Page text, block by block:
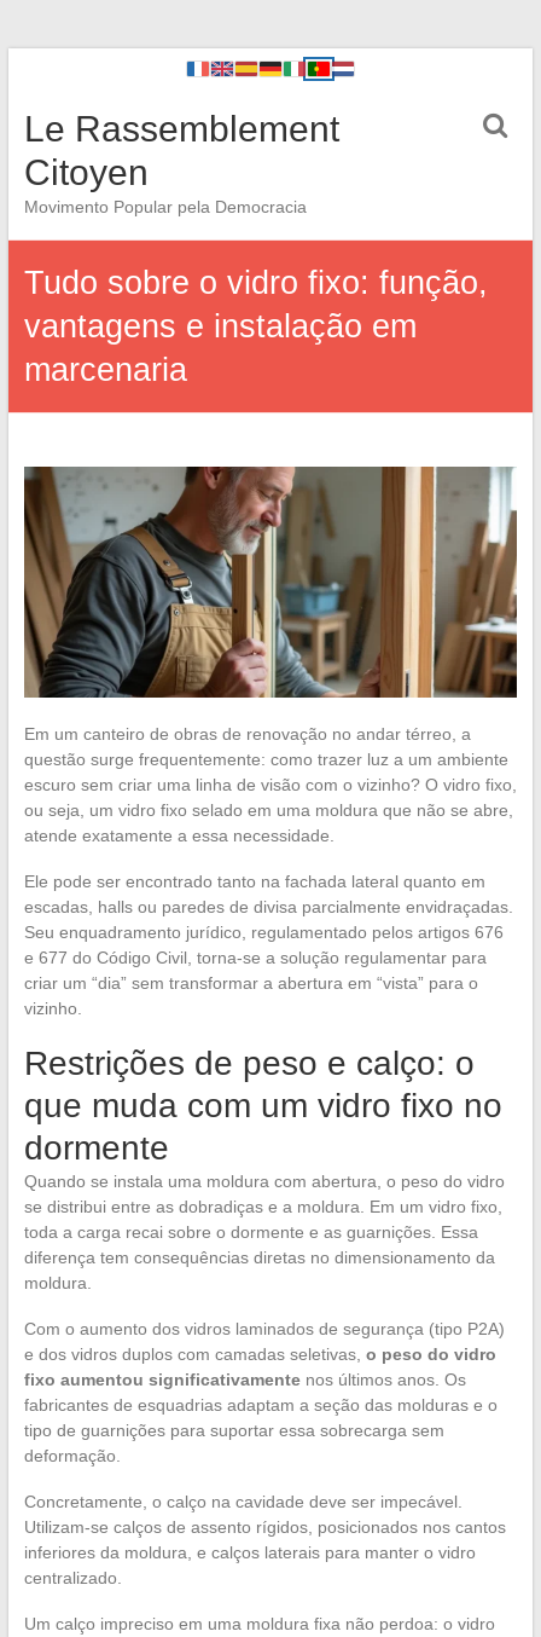
Le Rassemblement
Citoyen
Movimento Popular pela Democracia
Tudo sobre o vidro fixo: função,
vantagens e instalação em
marcenaria
Em um canteiro de obras de renovação no andar térreo, a
questão surge frequentemente: como trazer luz a um ambiente
escuro sem criar uma linha de visão com o vizinho? O vidro fixo,
ou seja, um vidro fixo selado em uma moldura que não se abre,
atende exatamente a essa necessidade.
Ele pode ser encontrado tanto na fachada lateral quanto em
escadas, halls ou paredes de divisa parcialmente envidraçadas.
Seu enquadramento jurídico, regulamentado pelos artigos 676
e 677 do Código Civil, torna-se a solução regulamentar para
criar um “dia” sem transformar a abertura em “vista” para o
vizinho.
Restrições de peso e calço: o
que muda com um vidro fixo no
dormente
Quando se instala uma moldura com abertura, o peso do vidro
se distribui entre as dobradiças e a moldura. Em um vidro fixo,
toda a carga recai sobre o dormente e as guarnições. Essa
diferença tem consequências diretas no dimensionamento da
moldura.
Com o aumento dos vidros laminados de segurança (tipo P2A)
e dos vidros duplos com camadas seletivas, o peso do vidro
fixo aumentou significativamentenos últimos anos. Os
fabricantes de esquadrias adaptam a seção das molduras e o
tipo de guarnições para suportar essa sobrecarga sem
deformação.
Concretamente, o calço na cavidade deve ser impecável.
Utilizam-se calços de assento rígidos, posicionados nos cantos
inferiores da moldura, e calços laterais para manter o vidro
centralizado.
Um calço impreciso em uma moldura fixa não perdoa: o vidro